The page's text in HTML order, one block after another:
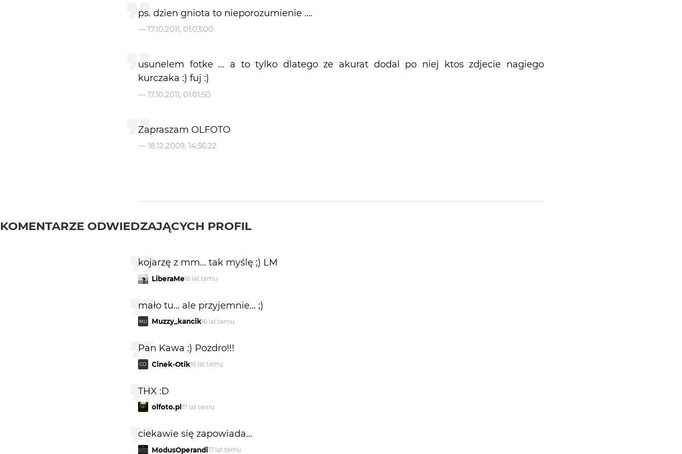
ps. dzien gniota to nieporozumienie ....
— 17.10.2011, 01:03:00
usunelem fotke ... a to tylko dlatego ze akurat dodal po niej ktos zdjecie nagiego
kurczaka :) fuj :)
— 17.10.2011, 01:01:50
Zapraszam OLFOTO
— 18.12.2009, 14:36:22
KOMENTARZE ODWIEDZAJĄCYCH PROFIL
kojarzę z mm... tak myślę ;) LM
LiberaMe16 lat temu
mało tu... ale przyjemnie... ;)
MU Muzzy_kancik16 lat temu
Pan Kawa :) Pozdro!!!
CO Cinek-Otik16 lat temu
THX :D
olfoto.pl 17 lat temu
ciekawie się zapowiada...
ModusOperandi17 lat temu